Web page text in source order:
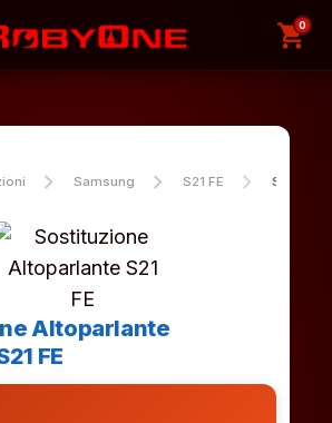
shopping_cart
0
Samsung S21 FE
Altoparlante
FE